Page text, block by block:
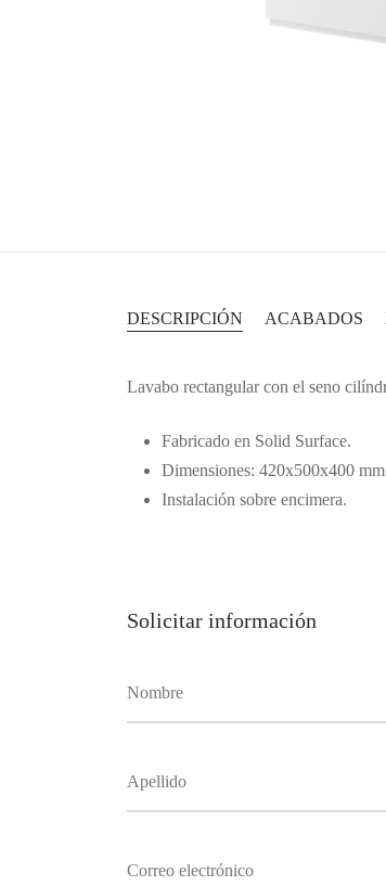
DESCRIPCIÓN ACABADOS
Lavabo rectangular con el seno
Fabricado en Solid Surface.
Dimensiones: 420x500x400
Instalación sobre encimera.
Solicitar información